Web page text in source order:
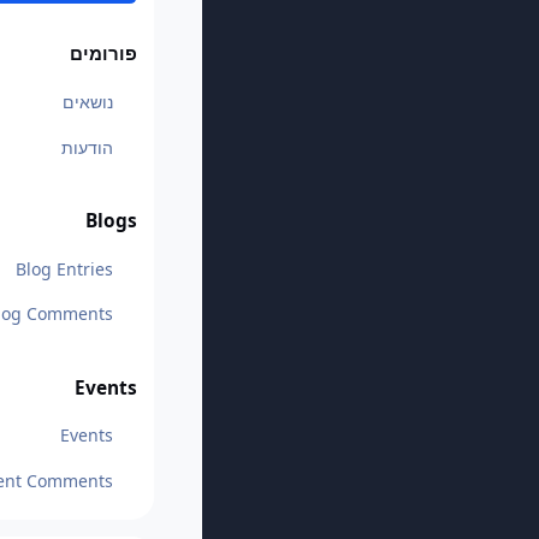
פורומים
נושאים
הודעות
Blogs
Blog Entries
Comments
Events
Events
Comments